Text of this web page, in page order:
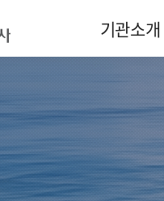
기관소개